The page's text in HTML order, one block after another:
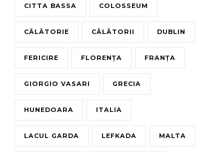
CITTA BASSA COLOSSEUM
CĂLĂTORIE CĂLĂTORII DUBLIN
FERICIRE FLORENȚA FRANȚA
GIORGIO VASARI GRECIA
HUNEDOARA ITALIA
LACUL GARDA LEFKADA MALTA